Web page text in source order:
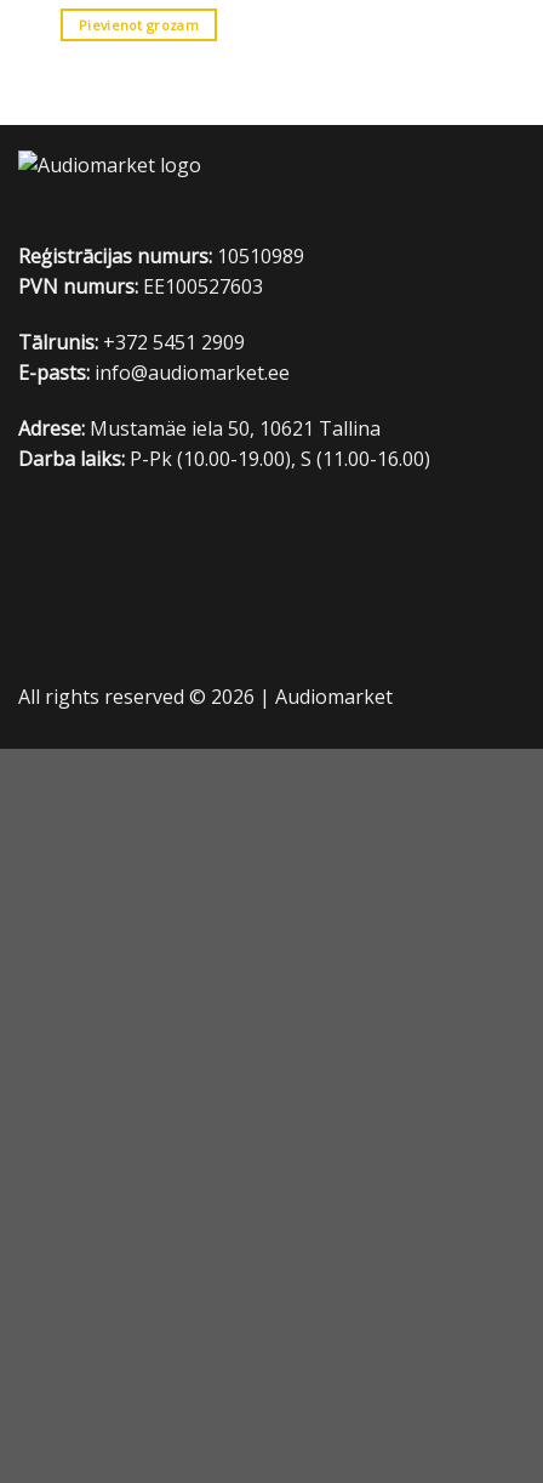
Pievienot grozam
Reģistrācijas numurs: 10510989
PVN numurs: EE100527603
Tālrunis: +372 5451 2909
E-pasts: info@audiomarket.ee
Adrese: Mustamäe iela 50, 10621 Tallina
Darba laiks: P-Pk (10.00-19.00), S (11.00-16.00)
All rights reserved © 2026 | Audiomarket